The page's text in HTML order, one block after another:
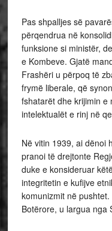
Pas shpalljes së
përqendrua në
funksione si ministër,
e Kombeve. Gjatë
Frashëri u përpoq të
frymë liberale, që
fshatarët dhe krijimin e
intelektualët e rinj në
Në vitin 1939, ai dënoi
pranoi të drejtonte
duke e konsideruar
integritetin e kufijve
komunizmit në
Botërore, u largua nga